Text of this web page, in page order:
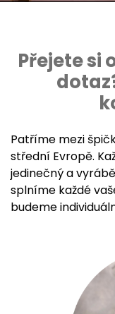
Přejete si
Patříme mezi
střední Evropě.
jedinečný a
splníme každé
budeme